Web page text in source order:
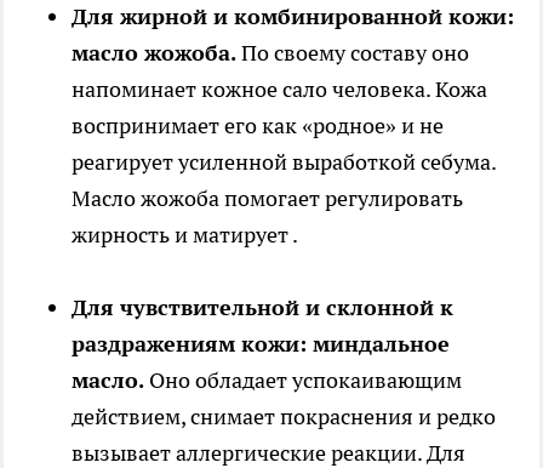
Для жирной и комбинированной кожи:
масло жожоба.По своему составу оно
напоминает кожное сало человека. Кожа
воспринимает его как «родное» и не
реагирует усиленной выработкой себума.
Масло жожоба помогает регулировать
жирность и матирует .
Для чувствительной и склонной к
раздражениям кожи: миндальное
масло. Оно обладает успокаивающим
действием, снимает покраснения и редко
вызывает аллергические реакции. Для